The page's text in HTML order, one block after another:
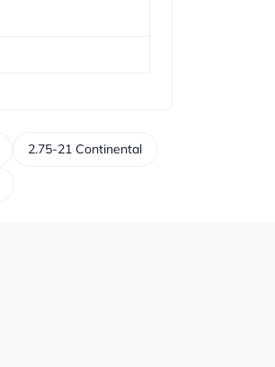
2.75-21 Continental